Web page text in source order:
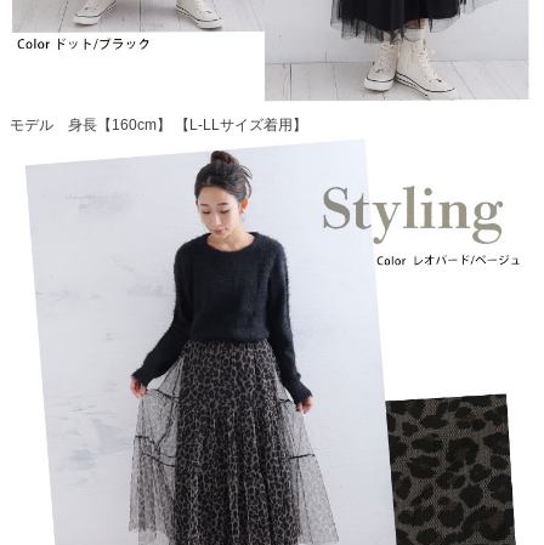
モデル 身長【160cm】 【L-LLサイズ着用】